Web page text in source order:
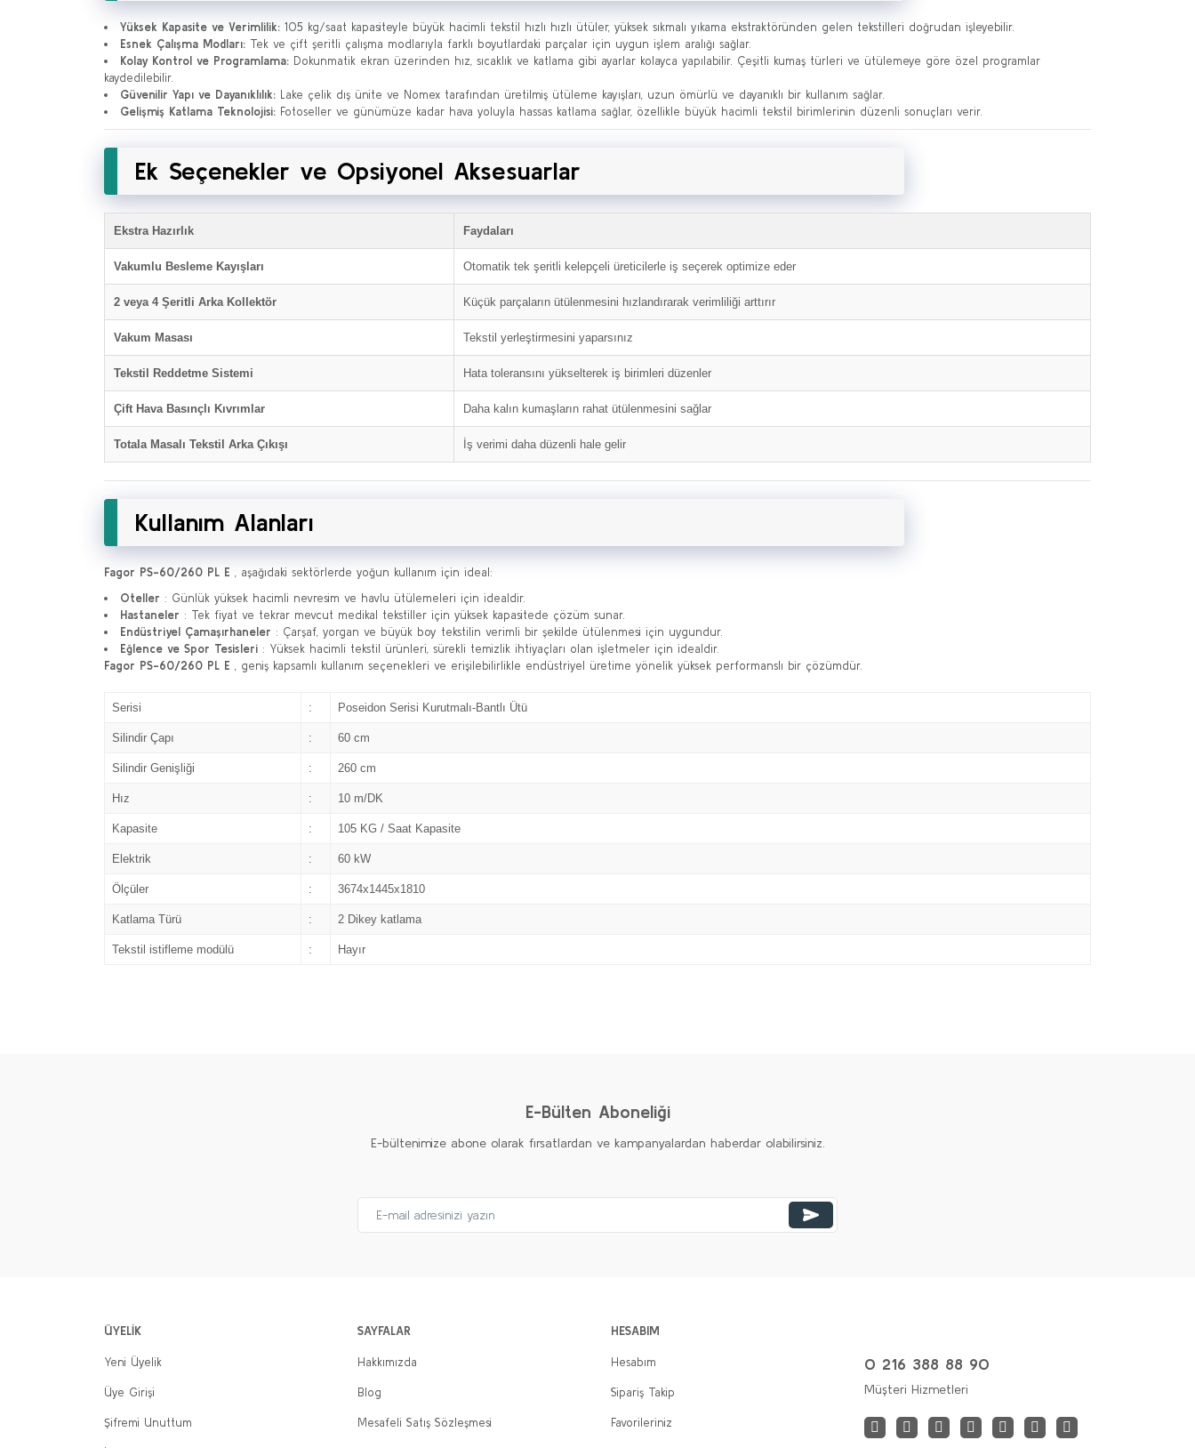
Yüksek Kapasite ve Verimlilik: 105 kg/saat kapasiteyle büyük hacimli tekstil hızlı hızlı ütüler, yüksek sıkmalı yıkama ekstraktöründen gelen tekstilleri doğrudan işleyebilir.
Esnek Çalışma Modları: Tek ve çift şeritli çalışma modlarıyla farklı boyutlardaki parçalar için uygun işlem aralığı sağlar.
Kolay Kontrol ve Programlama: Dokunmatik ekran üzerinden hız, sıcaklık ve katlama gibi ayarlar kolayca yapılabilir. Çeşitli kumaş türleri ve ütülemeye göre özel programlar
kaydedilebilir.
Güvenilir Yapı ve Dayanıklılık: Lake çelik dış ünite ve Nomex tarafından üretilmiş ütüleme kayışları, uzun ömürlü ve dayanıklı bir kullanım sağlar.
Gelişmiş Katlama Teknolojisi: Fotoseller ve günümüze kadar hava yoluyla hassas katlama sağlar, özellikle büyük hacimli tekstil birimlerinin düzenli sonuçları verir.
Ek Seçenekler ve Opsiyonel Aksesuarlar
Ekstra Hazırlık Faydaları
Vakumlu Besleme Kayışları Otomatik tek şeritli kelepçeli üreticilerle iş seçerek optimize eder
2 veya 4 Şeritli Arka Kollektör Küçük parçaların ütülenmesini hızlandırarak verimliliği arttırır
Vakum Masası Tekstil yerleştirmesini yaparsınız
Tekstil Reddetme Sistemi Hata toleransını yükselterek iş birimleri düzenler
Çift Hava Basınçlı Kıvrımlar Daha kalın kumaşların rahat ütülenmesini sağlar
Totala Masalı Tekstil Arka Çıkışı İş verimi daha düzenli hale gelir
Kullanım Alanları
Fagor PS-60/260 PL E , aşağıdaki sektörlerde yoğun kullanım için ideal:
Oteller : Günlük yüksek hacimli nevresim ve havlu ütülemeleri için idealdir.
Hastaneler : Tek fiyat ve tekrar mevcut medikal tekstiller için yüksek kapasitede çözüm sunar.
Endüstriyel Çamaşırhaneler : Çarşaf, yorgan ve büyük boy tekstilin verimli bir şekilde ütülenmesi için uygundur.
Eğlence ve Spor Tesisleri : Yüksek hacimli tekstil ürünleri, sürekli temizlik ihtiyaçları olan işletmeler için idealdir.
Fagor PS-60/260 PL E , geniş kapsamlı kullanım seçenekleri ve erişilebilirlikle endüstriyel üretime yönelik yüksek performanslı bir çözümdür.
Serisi : Poseidon Serisi Kurutmalı-Bantlı Ütü
Silindir Çapı : 60 cm
Silindir Genişliği : 260 cm
Hız : 10 m/DK
Kapasite : 105 KG / Saat Kapasite
Elektrik : 60 kW
Ölçüler : 3674x1445x1810
Katlama Türü : 2 Dikey katlama
Tekstil istifleme modülü : Hayır
E-Bülten Aboneliği
E-bültenimize abone olarak fırsatlardan ve kampanyalardan haberdar olabilirsiniz.
ÜYELİK
Yeni Üyelik
Üye Girişi
Şifremi Unuttum
SAYFALAR
Hakkımızda
Blog
Mesafeli Satış Sözleşmesi
HESABIM
Hesabım
Sipariş Takip
Favorileriniz
0 216 388 88 90
Müşteri Hizmetleri